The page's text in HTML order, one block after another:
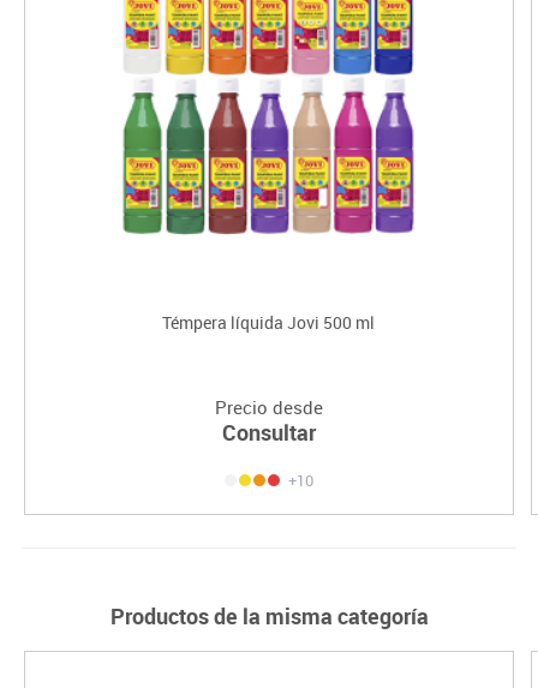
Témpera líquida Jovi 500 ml
Precio desde
Consultar
+10
Productos de la misma categoría